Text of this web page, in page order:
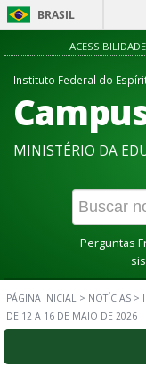
BRASIL
ACESSIBILIDADE
Instituto Federal do
MINISTÉRIO DA
Perguntas
PÁGINA INICIAL > NOTÍCIAS >
DE 12 A 16 DE MAIO DE 2026